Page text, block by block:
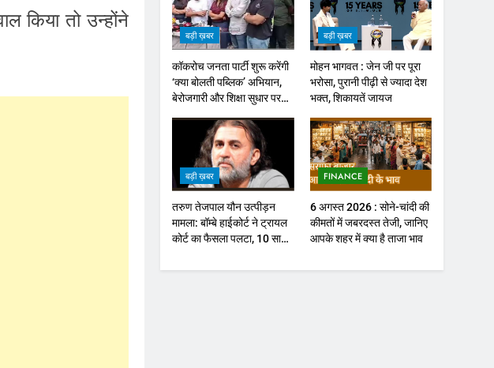
किया तो उन्होंने
बड़ी ख़बर
कॉकरोच जनता पार्टी शुरू करेंगी
‘क्या बोलती पब्लिक’ अभियान,
बेरोजगारी और शिक्षा सुधार पर
बड़ी ख़बर
मोहन भागवत : जेन जी पर पूरा
भरोसा, पुरानी पीढ़ी से ज्यादा देश
भक्त, शिकायतें जायज
बड़ी ख़बर
तरुण तेजपाल यौन उत्पीड़न
मामला: बॉम्बे हाईकोर्ट ने ट्रायल
कोर्ट का फैसला पलटा, 10 साल
FINANCE
6 अगस्त 2026 : सोने-चांदी की
कीमतों में जबरदस्त तेजी, जानिए
आपके शहर में क्या है ताजा भाव